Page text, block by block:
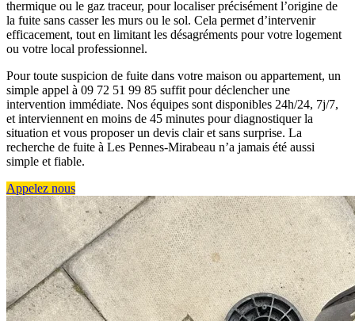
thermique ou le gaz traceur, pour localiser précisément l’origine de
la fuite sans casser les murs ou le sol. Cela permet d’intervenir
efficacement, tout en limitant les désagréments pour votre logement
ou votre local professionnel.
Pour toute suspicion de fuite dans votre maison ou appartement, un
simple appel à 09 72 51 99 85 suffit pour déclencher une
intervention immédiate. Nos équipes sont disponibles 24h/24, 7j/7,
et interviennent en moins de 45 minutes pour diagnostiquer la
situation et vous proposer un devis clair et sans surprise. La
recherche de fuite à Les Pennes-Mirabeau n’a jamais été aussi
simple et fiable.
Appelez nous